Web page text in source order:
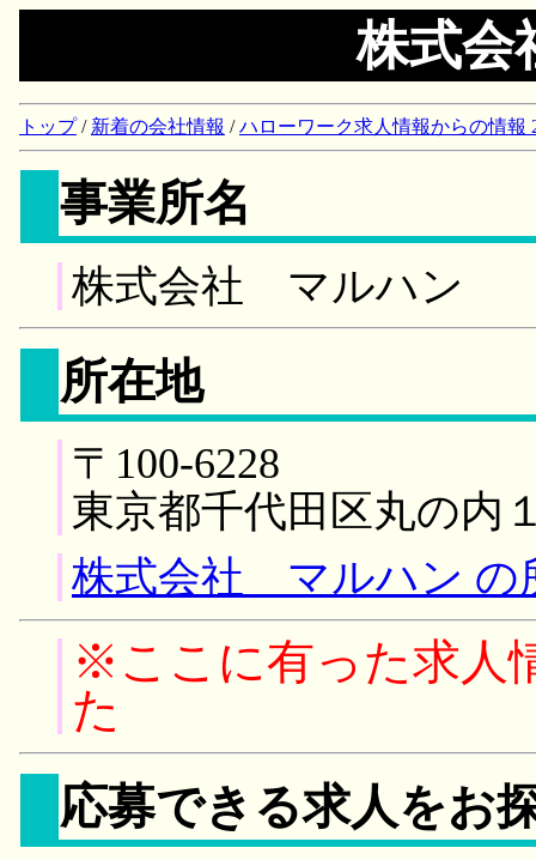
株式
トップ/ 新着の会社情報 /ハローワーク求人情報からの情報
事業所名
株式会社 マルハン
所在地
〒100-6228
東京都千代田区丸の内
株式会社 マルハン の
※ここに有った求人
た
応募できる求人をお